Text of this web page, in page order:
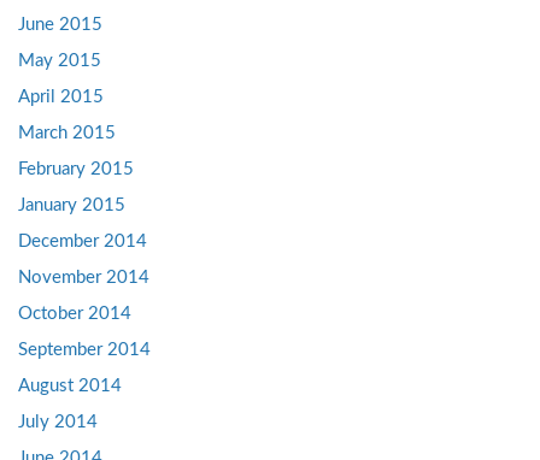
June 2015
May 2015
April 2015
March 2015
February 2015
January 2015
December 2014
November 2014
October 2014
September 2014
August 2014
July 2014